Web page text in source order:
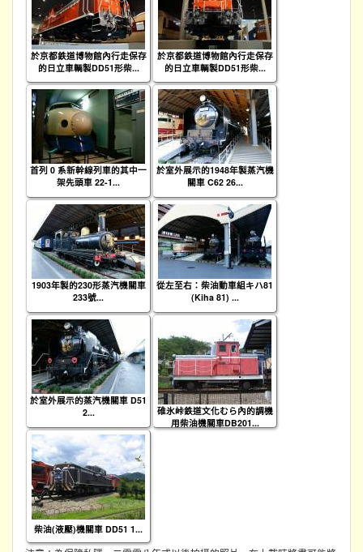
於京都鉄道博物館內行走保存
的日立車輌製DD51形柴...
於京都鉄道博物館內行走保存
的日立車輌製DD51形柴...
首列 0 系新幹線列車的其中一
架先頭車 22-1...
於室外展示的1948年製蒸汽機
關車 C62 26...
1903年製的230形蒸汽機關車
233號...
從左至右：柴油動車組キハ81
(Kiha 81) ...
於室外展示的蒸汽機關車 D51
2...
碓氷峠鉄道文化むら內的調機
用柴油機關車DB201...
柴油(液壓)機關車 DD51 1...